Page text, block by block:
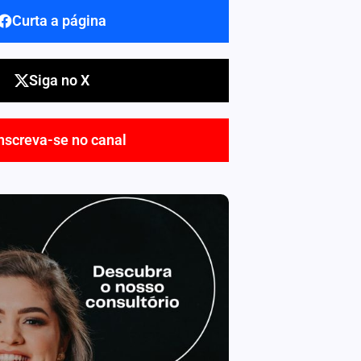
Curta a página
Siga no X
se no canal